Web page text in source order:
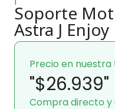
Soporte
Astra J
Precio en nuestra
"$26.939"
Compra directo y